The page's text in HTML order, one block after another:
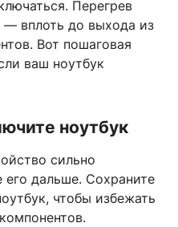
Перегрев
— вплоть до выхода из
Вот пошаговая
ваш ноутбук
ноутбук
сильно
его дальше. Сохраните
чтобы избежать